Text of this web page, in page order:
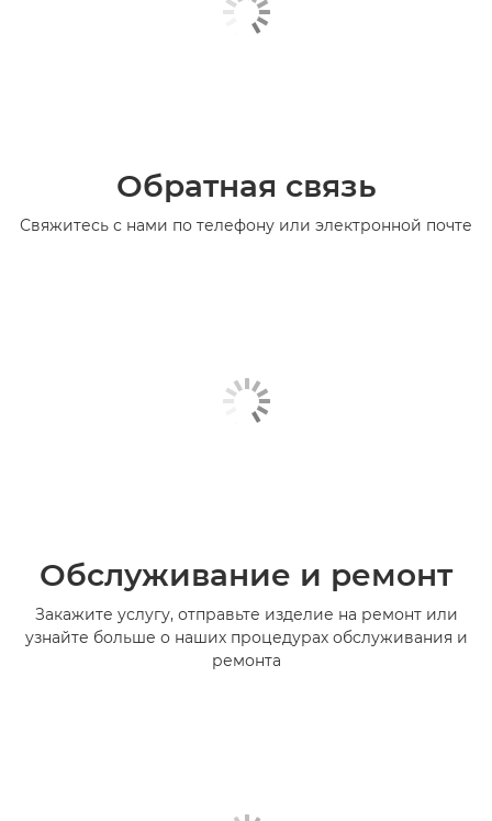
Обратная связь
Свяжитесь с нами по телефону или электронной почте
Обслуживание и ремонт
Закажите услугу, отправьте изделие на ремонт или
узнайте больше о наших процедурах обслуживания и
ремонта